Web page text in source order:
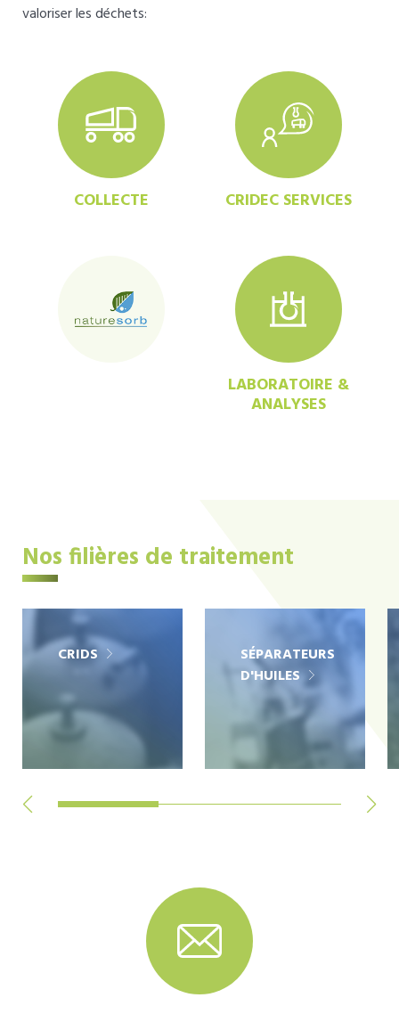
valoriser les déchets:
COLLECTE CRIDEC SERVICES
LABORATOIRE &
ANALYSES
Nos filières de traitement
CRIDS
SÉPARATEURS
D'HUILES